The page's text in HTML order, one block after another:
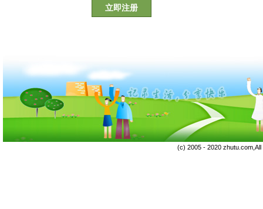
立即注册
(c) 2005 - 2020